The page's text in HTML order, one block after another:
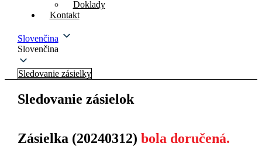
Doklady
Kontakt
Slovenčina
Slovenčina
Sledovanie zásielky
Sledovanie zásielok
Zásielka (20240312) bola doručená.